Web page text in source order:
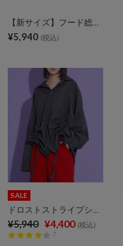
【新サイズ】フード総柄スウェット
¥5,940 (税込)
SALE
ドロストストライプシャツ
¥5,940 ¥4,400 (税込)
7